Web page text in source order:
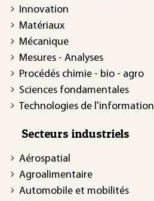
Innovation
Matériaux
Mécanique
Mesures - Analyses
Procédés chimie - bio - agro
Sciences fondamentales
Technologies de l'information
Secteurs industriels
Aérospatial
Agroalimentaire
Automobile et mobilités